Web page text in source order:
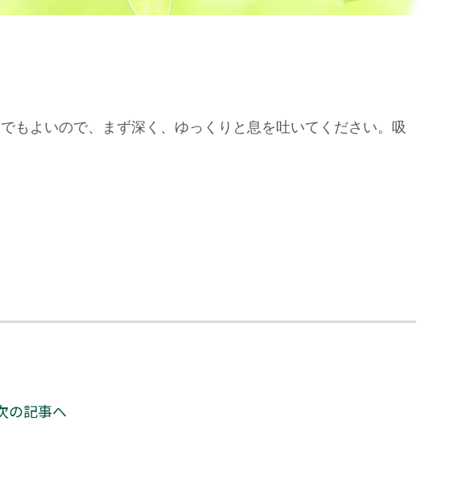
もよいので、まず深く、ゆっくりと息を吐いてください。吸
の記事へ